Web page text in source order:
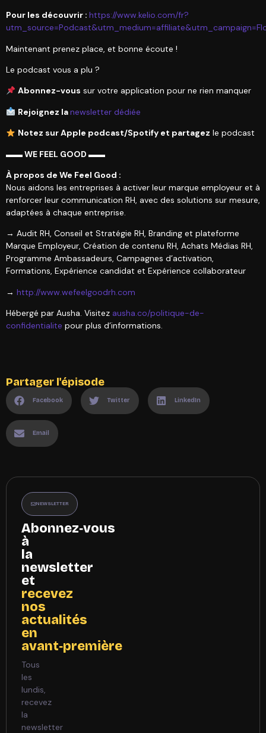
Pour les découvrir : https://www.kelio.com/fr?
Maintenant prenez place, et bonne écoute !
Le podcast vous a plu ?
Abonnez-vous sur votre application pour ne rien manquer
Rejoignez lanewsletter dédiée
Notez sur Apple podcast/Spotify et partagez le podcast
▬▬ WE FEEL GOOD ▬▬
À propos de We Feel Good :
Nous aidons les entreprises à activer leur marque employeur et à
renforcer leur communication RH, avec des solutions sur mesure,
adaptées à chaque entreprise.
→ Audit RH, Conseil et Stratégie RH, Branding et plateforme
Marque Employeur, Création de contenu RH, Achats Médias RH,
Programme Ambassadeurs, Campagnes d’activation,
Formations, Expérience candidat et Expérience collaborateur
→ http://www.wefeelgoodrh.com
Hébergé par Ausha. Visitez ausha.co/politique-de-
confidentialite pour plus d’informations.
Partager l'épisode
Facebook Twitter LinkedIn
Email
NEWSLETTER
Abonnez‑vous
à
la
newsletter
et
recevez
nos
actualités
en
avant‑première
Tous
les
lundis,
recevez
la
newsletter